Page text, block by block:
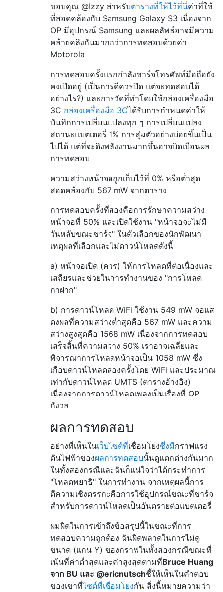
ขอบคุณ @Izzy สำหรับตารางที่ให้ไว้ที่นี่ค่าที่ใช้
ที่สอดคล้องกับ Samsung Galaxy S3 เนื่องจาก
OP มีอุปกรณ์ Samsung และผลลัพธ์อาจมีความ
คล้ายคลึงกันมากกว่าการทดสอบด้วยค่า
Motorola
การทดสอบครั้งแรกกำลังชาร์จโทรศัพท์มือถือยัง
คงเปิดอยู่ (เป็นการดีควรปิด แต่จะทดสอบได้
อย่างไร?) และการวัดที่ทำโดยใช้กล่องเครื่องมือ
3C กล่องเครื่องมือ 3Cได้รับการกำหนดค่าให้
บันทึกการเปลี่ยนแปลงทุก ๆ การเปลี่ยนแปลง
สถานะแบตเตอรี่ 1% การสุ่มตัวอย่างบ่อยขึ้นเป็น
ไปได้ แต่ที่จะดึงพลังงานมากขึ้นอาจบิดเบือนผล
การทดสอบ
ความสว่างหน้าจอถูกเก็บไว้ที่ 0% หรือต่ำสุด
สอดคล้องกับ 567 mW จากตาราง
การทดสอบครั้งที่สองคือการรักษาความสว่าง
หน้าจอที่ 50% และเปิดใช้งาน "หน้าจอจะไม่มี
วันหลับขณะชาร์จ" ในตัวเลือกของนักพัฒนา
เหตุผลที่เลือกและไม่ดาวน์โหลดดังนี้
a) หน้าจอเปิด (ควร) ให้การโหลดที่ต่อเนื่องและ
เสถียรและช่วยในการทำงานของ "การโหลด
กาฝาก"
b) การดาวน์โหลด WiFi ใช้งาน 549 mW จอแส
ดงผลที่ความสว่างต่ำสุดคือ 567 mW และความ
สว่างสูงสุดคือ 1568 mW เนื่องจากการทดสอบ
เสร็จสิ้นที่ความสว่าง 50% เราอาจเฉลี่ยและ
พิจารณาการโหลดหน้าจอเป็น 1058 mW ซึ่ง
เกือบดาวน์โหลดสองครั้งโดย WiFi และประมาณ
เท่ากับดาวน์โหลด UMTS (ตารางอ้างอิง)
เนื่องจากการดาวน์โหลดเพลงเป็นเรื่องที่ OP
กังวล
ผลการทดสอบ
อย่างที่เห็นในเว็บไซต์ที่เชื่อมโยงซึ่งมีกราฟแรง
ดันไฟฟ้าของผลการทดสอบนั้นดูแตกต่างกันมาก
ในทั้งสองกรณีและฉันก็แน่ใจว่าได้กระทำการ
"โหลดพยาธิ" ในการทำงาน จากเหตุผลนี้การ
ตีความเชิงตรรกะคือการใช้อุปกรณ์ขณะที่ชาร์จ
สำหรับการดาวน์โหลดเป็นอันตรายต่อแบตเตอรี่
ผมผิดในการเข้าถึงข้อสรุปนี้ในขณะที่การ
ทดสอบความถูกต้อง ฉันผิดพลาดในการไม่ดู
ขนาด (แกน Y) ของกราฟในทั้งสองกรณีขณะที่
เน้นที่ค่าต่ำสุดและค่าสูงสุดตามที่Bruce Huang
จาก BU และ @ericnutschชี้ให้เห็นในคำตอบ
ของเขาที่ไซต์ที่เชื่อมโยงกัน สิ่งนี้หมายความว่า